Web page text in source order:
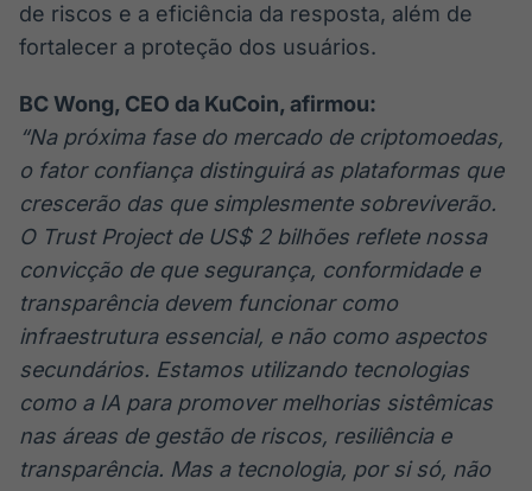
de riscos e a eficiência da resposta, além de
fortalecer a proteção dos usuários.
BC Wong, CEO da KuCoin, afirmou:
“Na próxima fase do mercado de criptomoedas,
o fator confiança distinguirá as plataformas que
crescerão das que simplesmente sobreviverão.
O Trust Project de US$ 2 bilhões reflete nossa
convicção de que segurança, conformidade e
transparência devem funcionar como
infraestrutura essencial, e não como aspectos
secundários. Estamos utilizando tecnologias
como a IA para promover melhorias sistêmicas
nas áreas de gestão de riscos, resiliência e
transparência. Mas a tecnologia, por si só, não